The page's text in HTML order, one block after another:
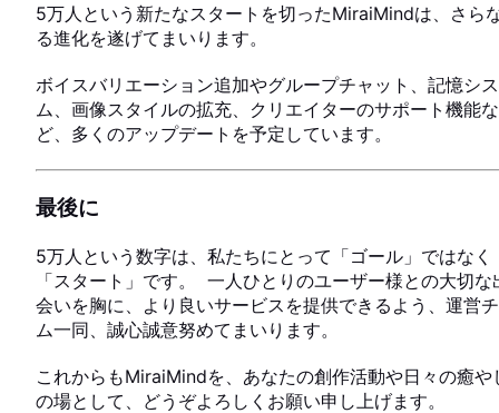
NEWS
5万人という新たなスタートを切ったMiraiMindは、さら
る進化を遂げてまいります。
ボイスバリエーション追加やグループチャット、記憶シ
ム、画像スタイルの拡充、クリエイターのサポート機能な
ど、多くのアップデートを予定しています。
最後に
5万人という数字は、私たちにとって「ゴール」ではなく
「スタート」です。 一人ひとりのユーザー様との大切な
会いを胸に、より良いサービスを提供できるよう、運営
ム一同、誠心誠意努めてまいります。
これからもMiraiMindを、あなたの創作活動や日々の癒や
の場として、どうぞよろしくお願い申し上げます。